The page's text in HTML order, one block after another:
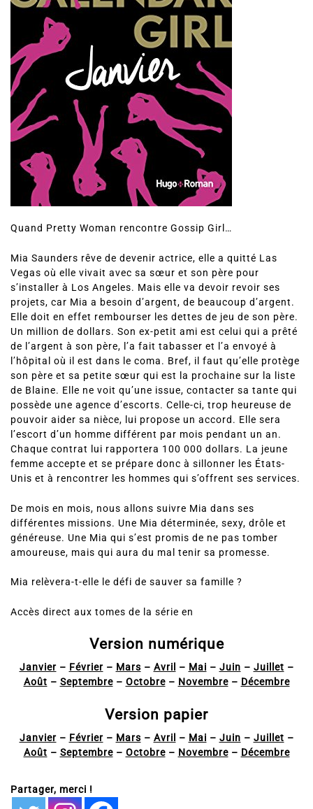
Quand Pretty Woman rencontre Gossip Girl…
Mia Saunders rêve de devenir actrice, elle a quitté Las
Vegas où elle vivait avec sa sœur et son père pour
s’installer à Los Angeles. Mais elle va devoir revoir ses
projets, car Mia a besoin d’argent, de beaucoup d’argent.
Elle doit en effet rembourser les dettes de jeu de son père.
Un million de dollars. Son ex-petit ami est celui qui a prêté
de l’argent à son père, l’a fait tabasser et l’a envoyé à
l’hôpital où il est dans le coma. Bref, il faut qu’elle protège
son père et sa petite sœur qui est la prochaine sur la liste
de Blaine. Elle ne voit qu’une issue, contacter sa tante qui
possède une agence d’escorts. Celle-ci, trop heureuse de
pouvoir aider sa nièce, lui propose un accord. Elle sera
l’escort d’un homme différent par mois pendant un an.
Chaque contrat lui rapportera 100 000 dollars. La jeune
femme accepte et se prépare donc à sillonner les États-
Unis et à rencontrer les hommes qui s’offrent ses services.
De mois en mois, nous allons suivre Mia dans ses
différentes missions. Une Mia déterminée, sexy, drôle et
généreuse. Une Mia qui s’est promis de ne pas tomber
amoureuse, mais qui aura du mal tenir sa promesse.
Mia relèvera-t-elle le défi de sauver sa famille ?
Accès direct aux tomes de la série en
Version numérique
Janvier– Février– Mars – Avril – Mai – Juin – Juillet –
Août – Septembre– Octobre– Novembre– Décembre
Version papier
Janvier– Février– Mars – Avril – Mai – Juin – Juillet –
Août – Septembre– Octobre– Novembre– Décembre
Partager, merci !